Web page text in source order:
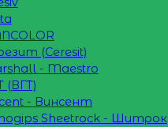
(Ceresit)
- Maestro
(ВГТ)
- Винсент
Sheetrock - Шитрок